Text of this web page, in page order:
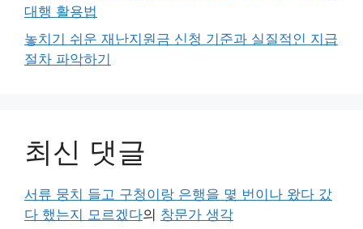
대행 활용법
놓치기 쉬운 재난지원금 신청 기준과 실질적인 지급
절차 파악하기
최신 댓글
서류 뭉치 들고 구청이랑 은행을 몇 번이나 왔다 갔
다 했는지 모르겠다의 창문가 생각